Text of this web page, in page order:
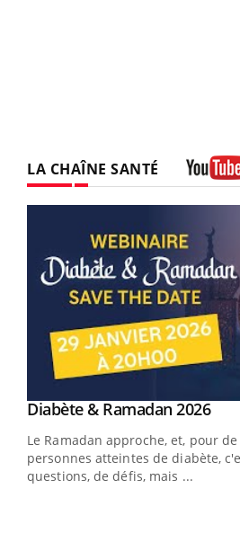
LA CHAÎNE SANTÉ
Youtube
Diabète & Ramadan 2026
Le Ramadan approche, et, pour
personnes atteintes de diabète,
questions, de défis, mais ...